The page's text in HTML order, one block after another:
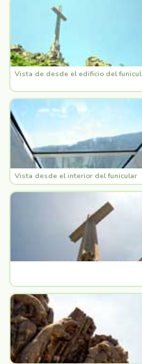
Vista de desde el edificio del
Vista desde el interior del funicular